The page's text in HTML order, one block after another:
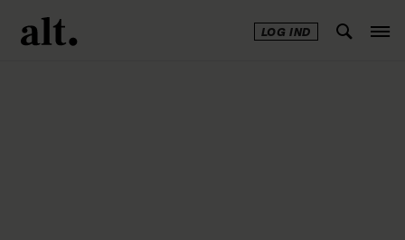
LOG IND